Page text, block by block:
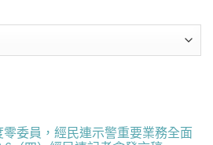
零委員，經民連示警重要業務全面